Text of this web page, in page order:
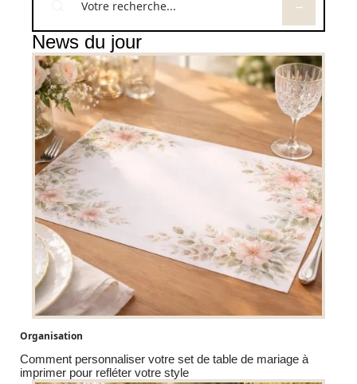
News du jour
Organisation
Comment personnaliser votre set de table de mariage à
imprimer pour refléter votre style